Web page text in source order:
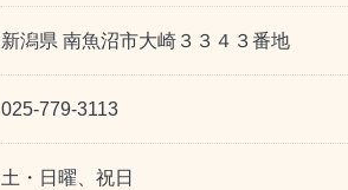
新潟県 南魚沼市大崎３３４３番地
025-779-3113
土・日曜、祝日